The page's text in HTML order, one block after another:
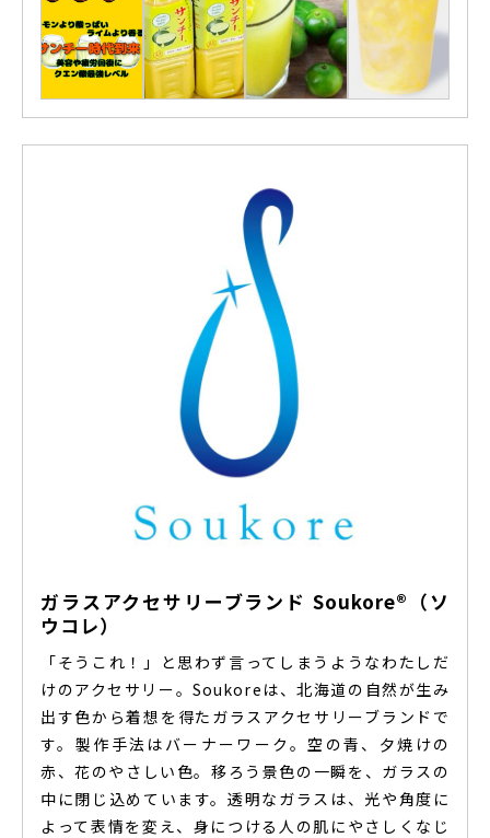
ガラスアクセサリーブランド Soukore®（ソ
ウコレ）
「そうこれ！」と思わず言ってしまうようなわたしだ
けのアクセサリー。Soukoreは、北海道の自然が生み
出す色から着想を得たガラスアクセサリーブランドで
す。製作手法はバーナーワーク。空の青、夕焼けの
赤、花のやさしい色。移ろう景色の一瞬を、ガラスの
中に閉じ込めています。透明なガラスは、光や角度に
よって表情を変え、身につける人の肌にやさしくなじ